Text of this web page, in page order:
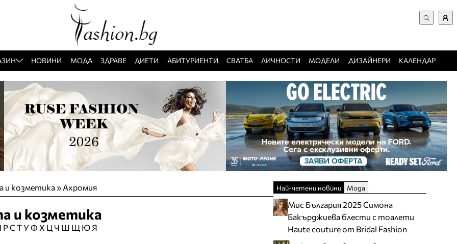
Забравена парола
Регистрация
Добавяне на фирма
Защо да се регистрирам
НОВИНИ МОДА ЗДРАВЕ ДИЕТИ АБИТУРИЕНТИ СВАТБА ЛИЧНОСТИ МОДЕЛИ ДИЗАЙНЕРИ КАЛЕНДАР
и козметика » Ахромия
и козметика
РС ТУФ Х Ц Ч Ш Щ Ю Я
Най-четени новини Мода
Мис България 2025 Симона
Бакърджиева блести с тоалети
Haute couture от Bridal Fashion